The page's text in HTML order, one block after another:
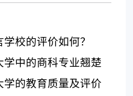
校的评价如何？
中的商科专业翘楚
的教育质量及评价